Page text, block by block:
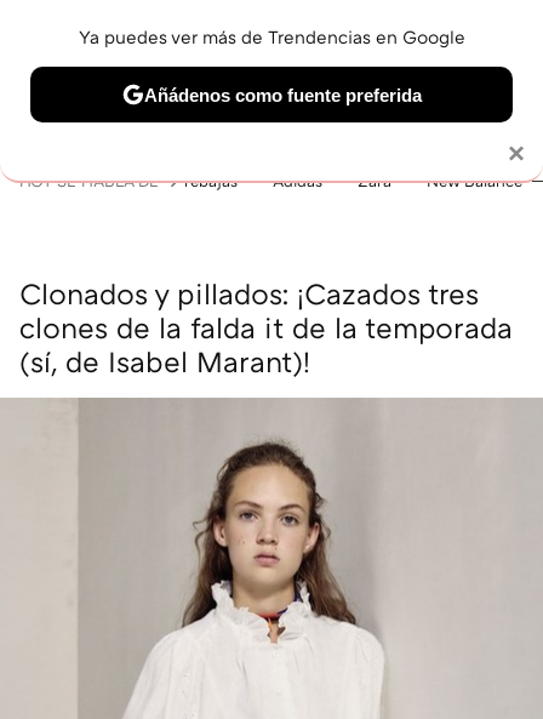
BELLEZA SHOPPING VIAJES GASTRO SNEAKERS
HOY SE HABLA DE rebajas Adidas Zara New Balance
Clonados y pillados: ¡Cazados tres
clones de la falda it de la temporada
(sí, de Isabel Marant)!
×
Ya puedes ver más de Trendencias en Google
Añádenos como fuente preferida